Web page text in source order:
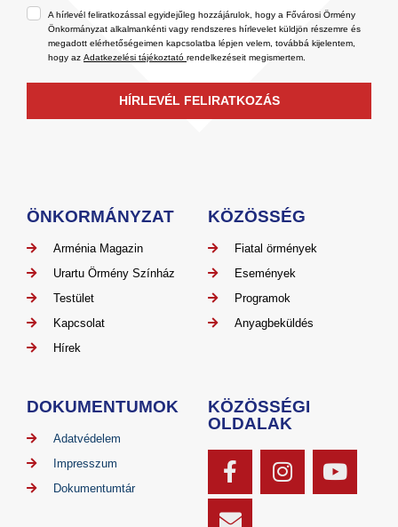
A hírlevél feliratkozással egyidejűleg hozzájárulok, hogy a Fővárosi Örmény
Önkormányzat alkalmankénti vagy rendszeres hírlevelet küldjön részemre és
megadott elérhetőségeimen kapcsolatba lépjen velem, továbbá kijelentem,
hogy az Adatkezelési tájékoztató rendelkezéseit megismertem.
HÍRLEVÉL FELIRATKOZÁS
ÖNKORMÁNYZAT
Arménia Magazin
Urartu Örmény Színház
Testület
Kapcsolat
Hírek
KÖZÖSSÉG
Fiatal örmények
Események
Programok
Anyagbeküldés
DOKUMENTUMOK
Adatvédelem
Impresszum
Dokumentumtár
KÖZÖSSÉGI
OLDALAK